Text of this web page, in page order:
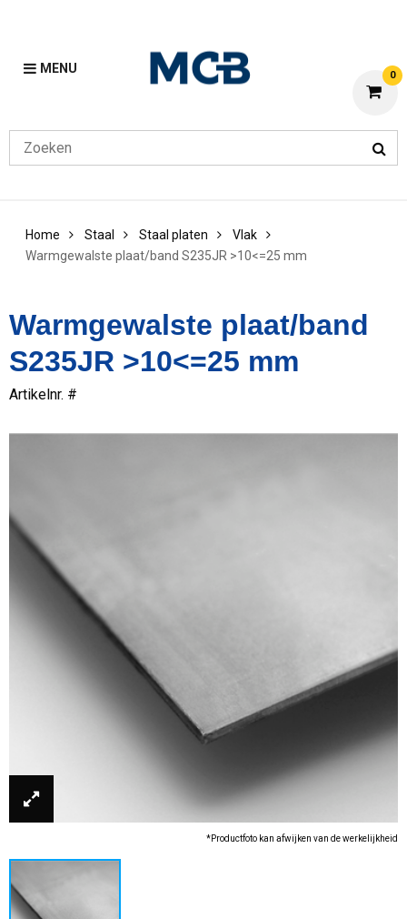
MENU 0
Home Staal Staal platen
Vlak
Warmgewalste plaat/band S235JR >10<=25 mm
Warmgewalste plaat/band
S235JR >10<=25 mm
Artikelnr. #
*Productfoto kan afwijken van de werkelijkheid